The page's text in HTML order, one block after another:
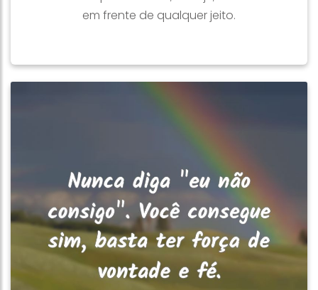
em frente de qualquer jeito.